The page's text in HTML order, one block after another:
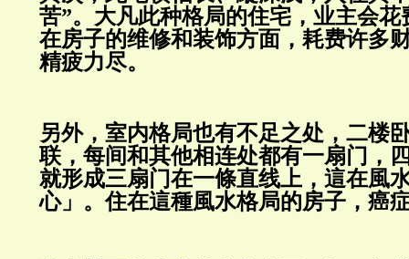
苦”。大凡此种格局的住宅，业主会
在房子的维修和装饰方面，耗费许多
精疲力尽。
另外，室内格局也有不足之处，二楼
联，每间和其他相连处都有一扇门，
就形成三扇门在一條直线上，這在風
心」。住在這種風水格局的房子，癌